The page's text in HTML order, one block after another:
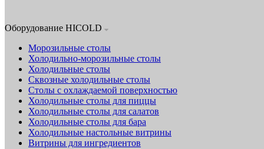
Оборудование HICOLD
Морозильные столы
Холодильно-морозильные столы
Холодильные столы
Сквозные холодильные столы
Столы с охлаждаемой поверхностью
Холодильные столы для пиццы
Холодильные столы для салатов
Холодильные столы для бара
Холодильные настольные витрины
Витрины для ингредиентов